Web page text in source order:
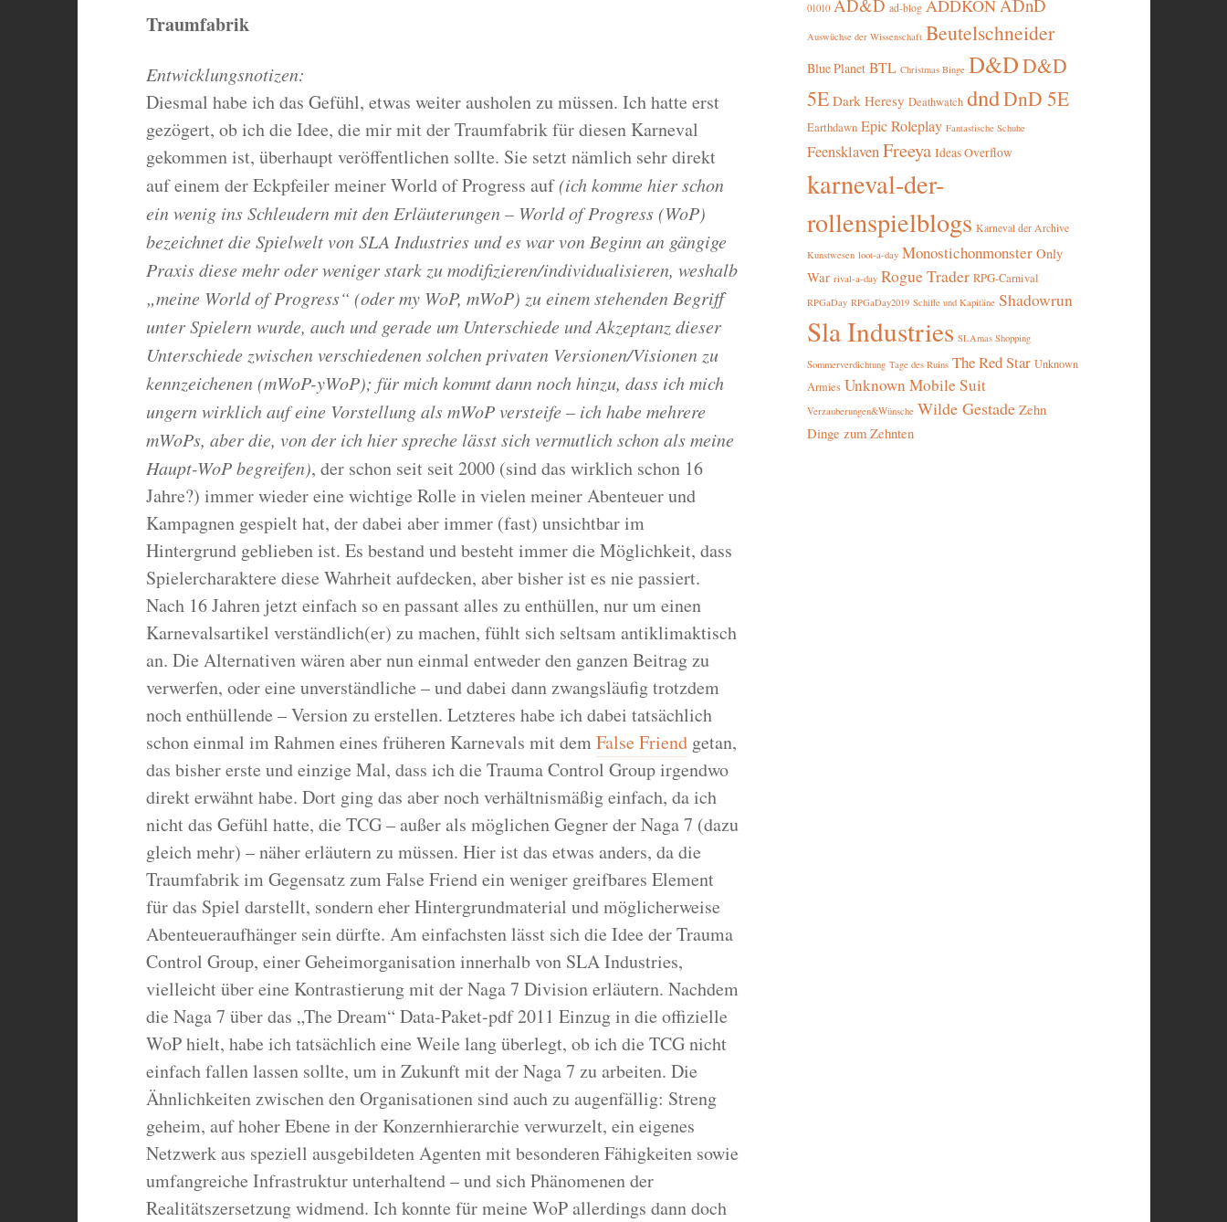
Traumfabrik
Entwicklungsnotizen:
Diesmal habe ich das Gefühl, etwas weiter ausholen zu müssen. Ich hatte erst
gezögert, ob ich die Idee, die mir mit der Traumfabrik für diesen Karneval
gekommen ist, überhaupt veröffentlichen sollte. Sie setzt nämlich sehr direkt
auf einem der Eckpfeiler meiner World of Progress auf(ich komme hier schon
ein wenig ins Schleudern mit den Erläuterungen – World of Progress (WoP)
bezeichnet die Spielwelt von SLA Industries und es war von Beginn an gängige
Praxis diese mehr oder weniger stark zu modifizieren/individualisieren, weshalb
„meine World of Progress“ (oder my WoP, mWoP) zu einem stehenden Begriff
unter Spielern wurde, auch und gerade um Unterschiede und Akzeptanz dieser
Unterschiede zwischen verschiedenen solchen privaten Versionen/Visionen zu
kennzeichenen (mWoP-yWoP); für mich kommt dann noch hinzu, dass ich mich
ungern wirklich auf eine Vorstellung als mWoP versteife – ich habe mehrere
mWoPs, aber die, von der ich hier spreche lässt sich vermutlich schon als meine
Haupt-WoP begreifen), der schon seit seit 2000 (sind das wirklich schon 16
Jahre?) immer wieder eine wichtige Rolle in vielen meiner Abenteuer und
Kampagnen gespielt hat, der dabei aber immer (fast) unsichtbar im
Hintergrund geblieben ist. Es bestand und besteht immer die Möglichkeit, dass
Spielercharaktere diese Wahrheit aufdecken, aber bisher ist es nie passiert.
Nach 16 Jahren jetzt einfach so en passant alles zu enthüllen, nur um einen
Karnevalsartikel verständlich(er) zu machen, fühlt sich seltsam antiklimaktisch
an. Die Alternativen wären aber nun einmal entweder den ganzen Beitrag zu
verwerfen, oder eine unverständliche – und dabei dann zwangsläufig trotzdem
noch enthüllende – Version zu erstellen. Letzteres habe ich dabei tatsächlich
schon einmal im Rahmen eines früheren Karnevals mit demFalse Friendgetan,
das bisher erste und einzige Mal, dass ich die Trauma Control Group irgendwo
direkt erwähnt habe. Dort ging das aber noch verhältnismäßig einfach, da ich
nicht das Gefühl hatte, die TCG – außer als möglichen Gegner der Naga 7 (dazu
gleich mehr) – näher erläutern zu müssen. Hier ist das etwas anders, da die
Traumfabrik im Gegensatz zum False Friend ein weniger greifbares Element
für das Spiel darstellt, sondern eher Hintergrundmaterial und möglicherweise
Abenteueraufhänger sein dürfte. Am einfachsten lässt sich die Idee der Trauma
Control Group, einer Geheimorganisation innerhalb von SLA Industries,
vielleicht über eine Kontrastierung mit der Naga 7 Division erläutern. Nachdem
die Naga 7 über das „The Dream“ Data-Paket-pdf 2011 Einzug in die offizielle
WoP hielt, habe ich tatsächlich eine Weile lang überlegt, ob ich die TCG nicht
einfach fallen lassen sollte, um in Zukunft mit der Naga 7 zu arbeiten. Die
Ähnlichkeiten zwischen den Organisationen sind auch zu augenfällig: Streng
geheim, auf hoher Ebene in der Konzernhierarchie verwurzelt, ein eigenes
Netzwerk aus speziell ausgebildeten Agenten mit besonderen Fähigkeiten sowie
umfangreiche Infrastruktur unterhaltend – und sich Phänomenen der
Realitätszersetzung widmend. Ich konnte für meine WoP allerdings dann doch
01010 AD&D ad-blog ADDKONADnD
Auswüchse der Wissenschaft Beutelschneider
Blue Planet BTL Christmas Binge D&DD&D
5E Dark Heresy Deathwatch dndDnD 5E
Earthdawn Epic Roleplay Fantastische Schuhe
Feensklaven Freeya Ideas Overflow
karneval-der-
rollenspielblogs Karneval der Archive
Kunstwesen loot-a-day Monostichonmonster Only
War rival-a-day Rogue Trader RPG-Carnival
RPGaDay RPGaDay2019 Schiffe und Kapitäne Shadowrun
Sla Industries SLAmas Shopping
Sommerverdichtung Tage des Ruins The Red Star Unknown
Armies Unknown Mobile Suit
Verzauberungen&Wünsche Wilde Gestade Zehn
Dinge zum Zehnten